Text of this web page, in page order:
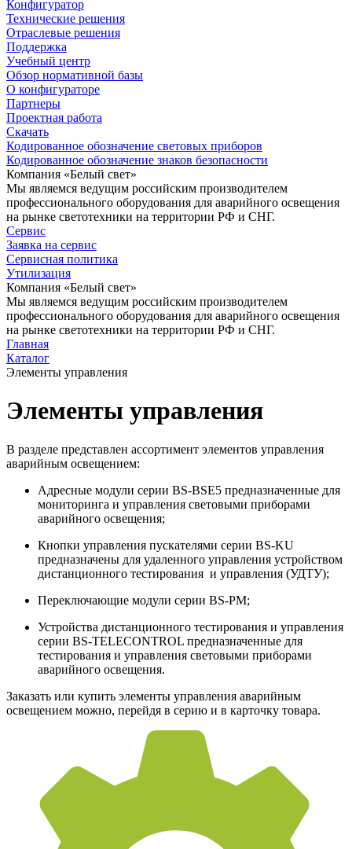
Конфигуратор
Технические решения
Отраслевые решения
Поддержка
Учебный центр
Обзор нормативной базы
О конфигураторе
Партнеры
Проектная работа
Скачать
Кодированное обозначение световых приборов
Кодированное обозначение знаков безопасности
Компания «Белый свет»
Мы являемся ведущим российским производителем
профессионального оборудования для аварийного освещения
на рынке светотехники на территории РФ и СНГ.
Сервис
Заявка на сервис
Сервисная политика
Утилизация
Компания «Белый свет»
Мы являемся ведущим российским производителем
профессионального оборудования для аварийного освещения
на рынке светотехники на территории РФ и СНГ.
Главная
Каталог
Элементы управления
Элементы управления
В разделе представлен ассортимент элементов управления
аварийным освещением:
Адресные модули серии BS-BSE5 предназначенные для
мониторинга и управления световыми приборами
аварийного освещения;
Кнопки управления пускателями серии BS-KU
предназначены для удаленного управления устройством
дистанционного тестирования и управления (УДТУ);
Переключающие модули серии BS-PM;
Устройства дистанционного тестирования и управления
серии BS-TELECONTROL предназначенные для
тестирования и управления световыми приборами
аварийного освещения.
Заказать или купить элементы управления аварийным
освещением можно, перейдя в серию и в карточку товара.